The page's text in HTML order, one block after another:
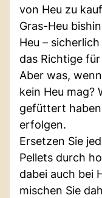
von Heu zu
Gras-Heu
Heu –
das Richtige
Aber was,
kein Heu mag?
gefüttert
erfolgen.
Ersetzen Sie
Pellets durch
dabei auch bei
mischen Sie